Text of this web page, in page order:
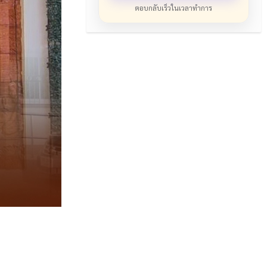
ตอบกลับเร็วในเวลาทำการ